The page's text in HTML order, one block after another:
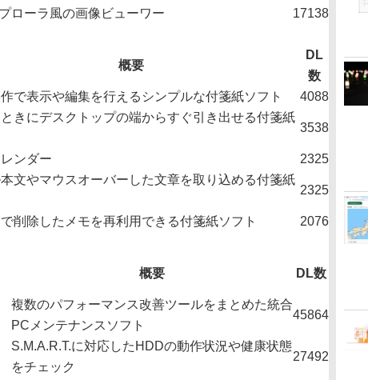
ローラ風の画像ビューワー
17138
概要
DL
数
で表示や編集を行えるシンプルな付箋紙ソフト 4088
きにデスクトップの端からすぐ引き出せる付箋紙
3538
ンダー 2325
本文やマウスオーバーした文章を取り込める付箋紙
2325
削除したメモを再利用できる付箋紙ソフト
2076
概要 DL数
複数のパフォーマンス改善ツールをまとめた統合
PCメンテナンスソフト
45864
S.M.A.R.T.に対応したHDDの動作状況や健康状態
をチェック
27492